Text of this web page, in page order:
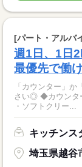
[パート・アルバ
週1日、1日
最優先で働
「カウンター」
さい◎ ◆カウンタースタッフ ・レジでの接客、注文 ・ドリンク作り
・ソフトクリー...
キッチンス
埼玉県越谷